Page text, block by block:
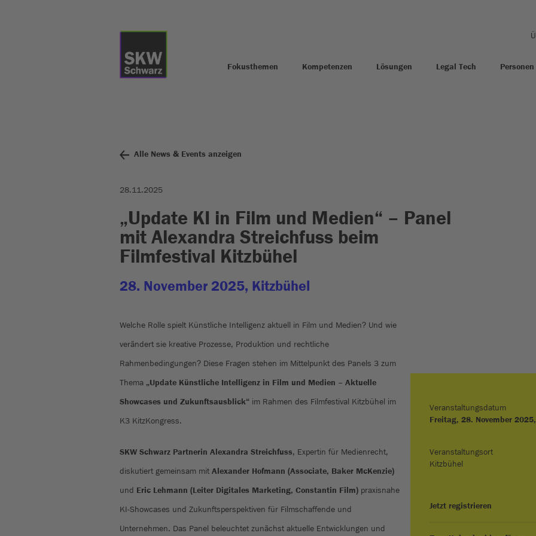
Fokusthemen Kompetenzen Lösungen Legal Tech Personen
Alle News & Events anzeigen
28.11.2025
„Update KI in Film und Medien“ – Panel
mit Alexandra Streichfuss beim
Filmfestival Kitzbühel
28. November 2025, Kitzbühel
Welche Rolle spielt Künstliche Intelligenz aktuell in Film und Medien? Und wie
verändert sie kreative Prozesse, Produktion und rechtliche
Rahmenbedingungen? Diese Fragen stehen im Mittelpunkt des Panels 3 zum
Thema „Update Künstliche Intelligenz in Film und Medien – Aktuelle
Showcases und Zukunftsausblick“ im Rahmen des Filmfestival Kitzbühel im
K3 KitzKongress.
SKW Schwarz Partnerin Alexandra Streichfuss, Expertin für Medienrecht,
diskutiert gemeinsam mit Alexander Hofmann (Associate, Baker McKenzie)
und Eric Lehmann (Leiter Digitales Marketing, Constantin Film) praxisnahe
KI-Showcases und Zukunftsperspektiven für Filmschaffende und
Unternehmen. Das Panel beleuchtet zunächst aktuelle Entwicklungen und
Veranstaltungsdatum
Freitag, 28. November
Veranstaltungsort
Kitzbühel
Jetzt registrieren